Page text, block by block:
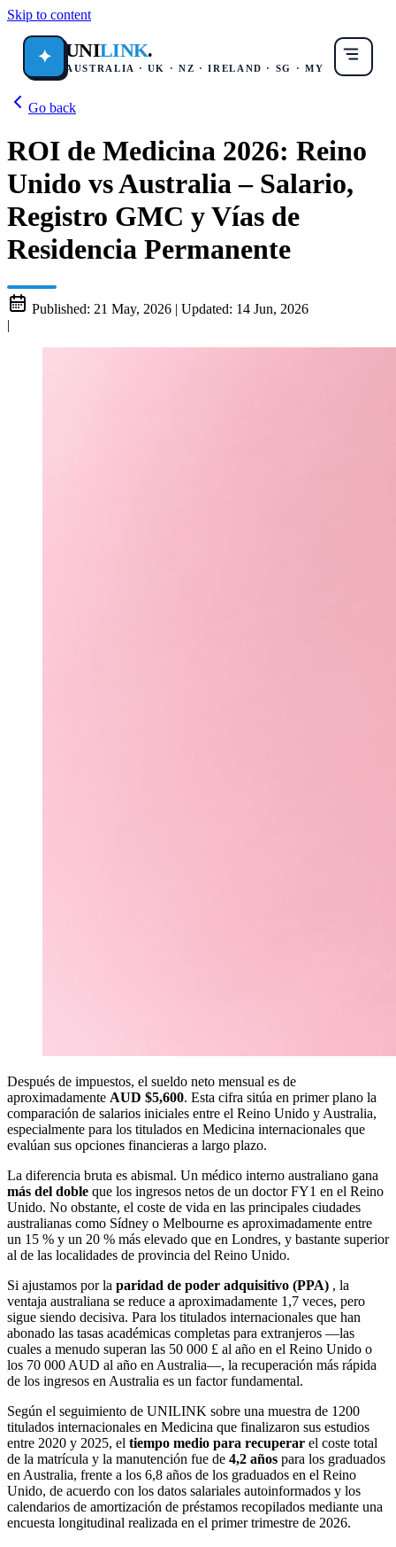
Skip to content
✦ UNILINK.
AUSTRALIA · UK · NZ · IRELAND · SG · MY
Go back
ROI de Medicina 2026: Reino
Unido vs Australia – Salario,
Registro GMC y Vías de
Residencia Permanente
Published: 21 May, 2026 | Updated: 14 Jun, 2026
|
Después de impuestos, el sueldo neto mensual es de
aproximadamente AUD $5,600. Esta cifra sitúa en primer plano la
comparación de salarios iniciales entre el Reino Unido y Australia,
especialmente para los titulados en Medicina internacionales que
evalúan sus opciones financieras a largo plazo.
La diferencia bruta es abismal. Un médico interno australiano gana
más del doble que los ingresos netos de un doctor FY1 en el Reino
Unido. No obstante, el coste de vida en las principales ciudades
australianas como Sídney o Melbourne es aproximadamente entre
un 15 % y un 20 % más elevado que en Londres, y bastante superior
al de las localidades de provincia del Reino Unido.
Si ajustamos por la paridad de poder adquisitivo (PPA) , la
ventaja australiana se reduce a aproximadamente 1,7 veces, pero
sigue siendo decisiva. Para los titulados internacionales que han
abonado las tasas académicas completas para extranjeros —las
cuales a menudo superan las 50 000 £ al año en el Reino Unido o
los 70 000 AUD al año en Australia—, la recuperación más rápida
de los ingresos en Australia es un factor fundamental.
Según el seguimiento de UNILINK sobre una muestra de 1200
titulados internacionales en Medicina que finalizaron sus estudios
entre 2020 y 2025, el tiempo medio para recuperar el coste total
de la matrícula y la manutención fue de 4,2 años para los graduados
en Australia, frente a los 6,8 años de los graduados en el Reino
Unido, de acuerdo con los datos salariales autoinformados y los
calendarios de amortización de préstamos recopilados mediante una
encuesta longitudinal realizada en el primer trimestre de 2026.